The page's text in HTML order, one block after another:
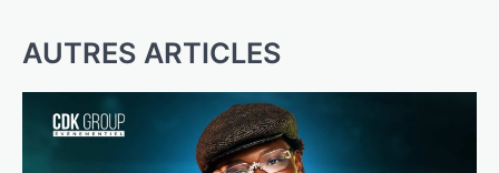
AUTRES ARTICLES